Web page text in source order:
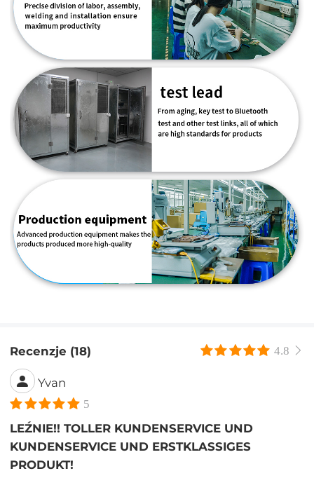
Recenzje (18) 4.8
Yvan
5
LEŹNIE!! TOLLER KUNDENSERVICE UND
KUNDENSERVICE UND ERSTKLASSIGES
PRODUKT!